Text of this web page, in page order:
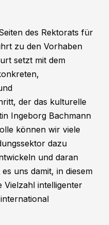
des Rektorats für
zu den Vorhaben
setzt mit dem
der das kulturelle
Ingeborg Bachmann
können wir viele
dazu
und daran
uns damit, in diesem
Vielzahl intelligenter